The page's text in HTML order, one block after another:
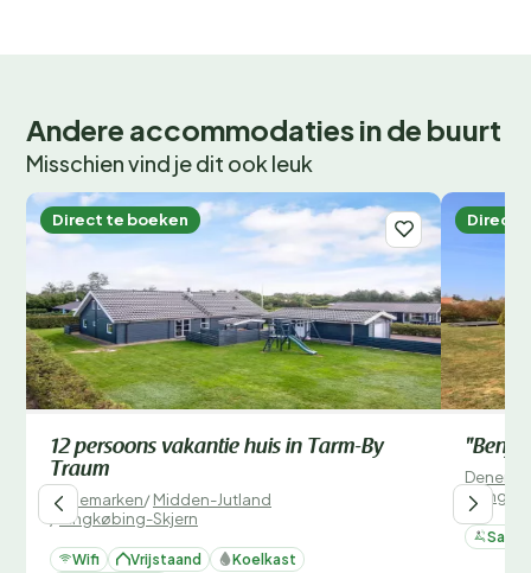
Andere accommodaties in de buurt
Misschien vind je dit ook leuk
Direct te boeken
12 persoons vakantie huis in Tarm-By
Traum
Denemarken/Midden-Jutland
Ringkøbing-Skjern
Wifi Vrijstaand
Koelkast
Direct
/
Sauna